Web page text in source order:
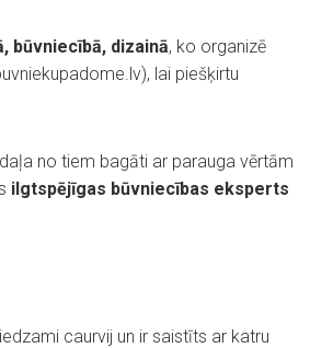
būvniecībā, dizainā, ko organizē
lai piešķirtu
no tiem bagāti ar parauga vērtām
ilgtspējīgas būvniecības eksperts
caurvij un ir saistīts ar katru